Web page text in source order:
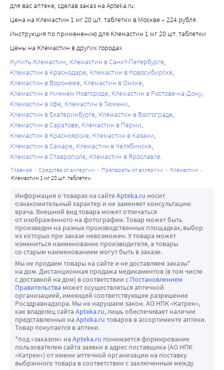
для вас аптеке, сделав заказ на Apteka.ru.
Цена на Клемастин 1 мг 20 шт. таблетки в Москве – 224 рубля.
Инструкция по применению для Клемастин 1 мг 20 шт. таблетки
Цены на Клемастин в других городах
Купить Клемастин Клемастин в Санкт-Петербурге
Клемастин в Краснодаре Клемастин в Новосибирске
Клемастин в Воронеже Клемастин в Омске
Клемастин в Нижнем Новгороде Клемастин в Ростове-на-Дону
Клемастин в Уфе Клемастин в Тюмени
Клемастин в Екатеринбурге Клемастин в Волгограде
Клемастин в Саратове Клемастин в Перми
Клемастин в Красноярске Клемастин в Казани
Клемастин в Самаре Клемастин в Челябинске
Клемастин в Ставрополе Клемастин в Ярославле
главная средства от аллергии препараты от аллергии
клемастин
клемастин 1 мг 20 шт. таблетки
Информация о товарах на сайтеApteka.ru носит
ознакомительный характер и не заменяет консультацию
врача. Внешний вид товара может отличаться
от изображённого на фотографии. Товар может быть
произведен на разных производственных площадках, выбор
из которых при заказе невозможен. У товара может
измениться наименование производителя, а товары
со старым наименованием могут быть в заказе.
Мы не продаем товары на сайте и не доставляем заказы*
на дом. Дистанционная продажа медикаментов (в том числе
с доставкой на дом) в соответствии с Постановлением
Правительства может осуществляться аптечной
организацией, имеющей соответствующее разрешение
Росздравнадзора. Мы не нарушаем закон. АО НПК «Катрен»,
как владелец сайта Apteka.ru, лишь обеспечивает наличие
представленных на Apteka.ru товаров в ассортименте аптеки.
Товар покупается в аптеке.
*под «заказом» на Apteka.ru понимается формирование
пользователем сайта заявки в адрес поставщика (АО НПК
«Катрен») от имени аптечной организации на поставку
выбранного товара в соответствии с заключенным между